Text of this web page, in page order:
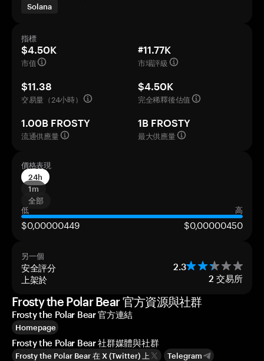
Solana
指標
$4.50K
市值
#11.77K
市場評級
$11.38
交易量（24小時）
$4.50K
完全稀釋後估值
1.00B FROSTY
流通供應量
1B FROSTY
最大供應量
價格表現
24h
1m
全部
低
高
$0,00000449 $0,00000450
另一個
安全評分 2.3
上架於 2 交易所
Frosty the Polar Bear 官方資源與社群
Frosty the Polar Bear 官方連結
Homepage
Frosty the Polar Bear 社群媒體與社群
Frosty the Polar Bear 在 X (Twitter) 上 Telegram